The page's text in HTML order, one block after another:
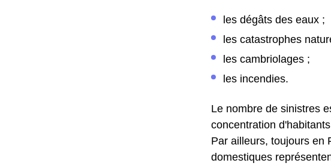
les dégâts des eaux ;
les catastrophes
les cambriolages ;
les incendies.
Le nombre de sinistres
concentration
Par ailleurs, toujours en
domestiques